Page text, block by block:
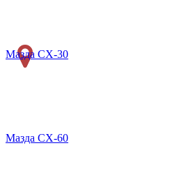
Мазда CX-30
Мазда СХ-60